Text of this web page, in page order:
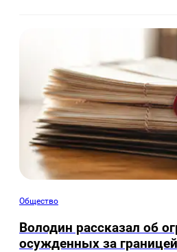
Общество
Володин рассказал об
осужденных за